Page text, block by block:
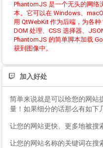
PhantomJS 是一个无头的网络
本。它可以在 Windows、
用 QtWebKit 作为后端，为各
DOM 处理、CSS 选择器、
PhantomJS 的简单脚本加载
获到图像中。
加入好处
简单来说就是可以给您的网站
量！如果细分的话那么有如下
让您的网站更快、更多地被搜
让您的网站名称的关键词在搜